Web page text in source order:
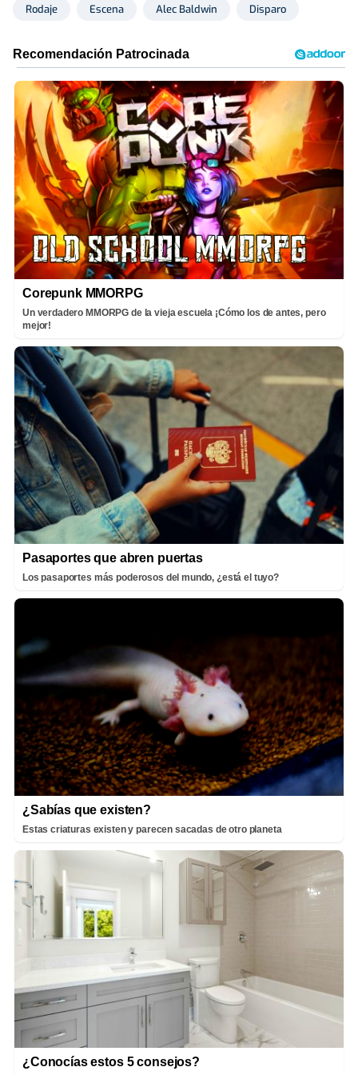
Rodaje Escena Alec Baldwin Disparo
Corepunk MMORPG
Un verdadero MMORPG de la vieja escuela ¡Cómo los de antes, pero
mejor!
Pasaportes que abren puertas
Los pasaportes más poderosos del mundo, ¿está el tuyo?
¿Sabías que existen?
Estas criaturas existen y parecen sacadas de otro planeta
¿Conocías estos 5 consejos?